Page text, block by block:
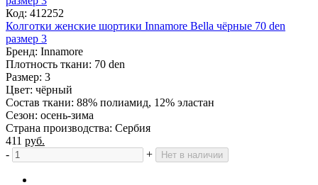
Код: 412252
Колготки женские шортики Innamore Bella чёрные 70 den
размер 3
Бренд: Innamore
Плотность ткaни: 70 den
Размер: 3
Цвет: чёрный
Состав ткани: 88% полиамид, 12% эластан
Сезон: осень-зима
Страна производства: Сербия
411 руб.
-
+ Нет в наличии